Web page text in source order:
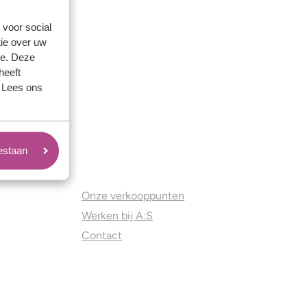
voor social
over uw
Deze
ons
Onze verkooppunten
Werken bij A:S
Contact